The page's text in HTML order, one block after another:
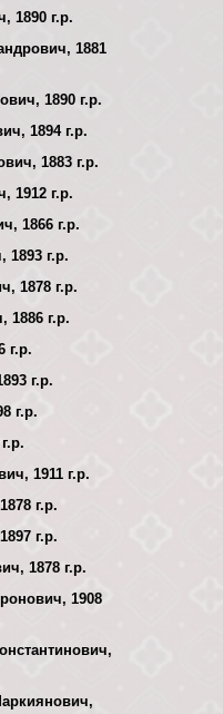
1890 г.р.
1881
1890 г.р.
1894 г.р.
1883 г.р.
1912 г.р.
1866 г.р.
г.р.
1878 г.р.
1886 г.р.
г.р.
г.р.
г.р.
1911 г.р.
г.р.
г.р.
1878 г.р.
1908